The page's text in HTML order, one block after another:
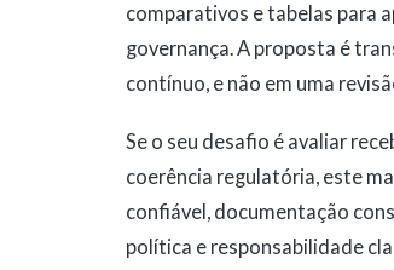
comparativos e tabelas para
governança. A proposta é
contínuo, e não em uma
Se o seu desafio é avaliar
coerência regulatória, este
confiável, documentação
política e responsabilidade